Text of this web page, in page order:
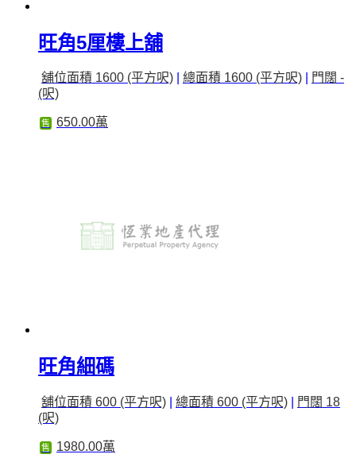
旺角5厘樓上舖
舖位面積 1600 (平方呎) 總面積 1600 (平方呎)
門闊 -
(呎)
售 650.00萬
旺角細碼
舖位面積 600 (平方呎) 總面積 600 (平方呎)
門闊 18
(呎)
售 1980.00萬